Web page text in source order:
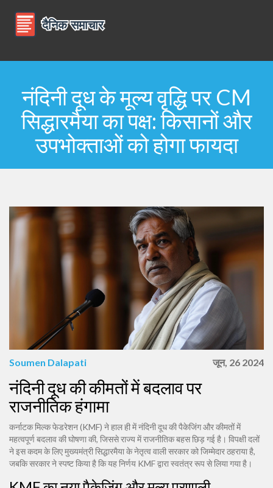
नंदिनी दूध के मूल्य वृद्धि पर CM
सिद्धारमैया का पक्ष: किसानों और
उपभोक्ताओं को होगा फायदा
Soumen Dalapati जून, 26 2024
नंदिनी दूध की कीमतों में बदलाव पर
राजनीतिक हंगामा
कर्नाटक मिल्क फेडरेशन (KMF) ने हाल ही में नंदिनी दूध की पैकेजिंग और कीमतों में
महत्वपूर्ण बदलाव की घोषणा की, जिससे राज्य में राजनीतिक बहस छिड़ गई है। विपक्षी दलों
ने इस कदम के लिए मुख्यमंत्री सिद्धारमैया के नेतृत्व वाली सरकार को जिम्मेदार ठहराया है,
जबकि सरकार ने स्पष्ट किया है कि यह निर्णय KMF द्वारा स्वतंत्र रूप से लिया गया है।